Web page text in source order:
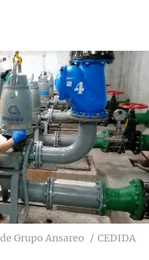
Grupo Ansareo CEDIDA